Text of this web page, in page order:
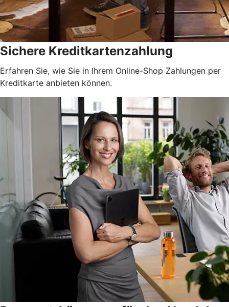
Sichere Kreditkartenzahlung
Erfahren Sie, wie Sie in Ihrem Online-Shop Zahlungen per
Kreditkarte anbieten können.